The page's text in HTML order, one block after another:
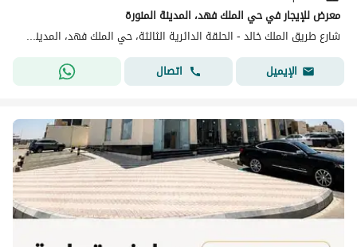
معرض للإيجار في حي الملك فهد، المدينة المنورة
شارع طريق الملك خالد - الحلقة الدائرية الثالثة، حي الملك فهد، المدينة المنورة
الإيميل
اتصال